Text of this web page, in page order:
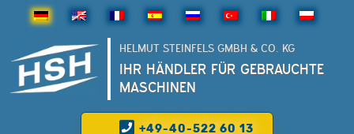
HELMUT STEINFELS GMBH & CO. KG
IHR HÄNDLER FÜR GEBRAUCHTE
MASCHINEN
+49-40-522 60 13